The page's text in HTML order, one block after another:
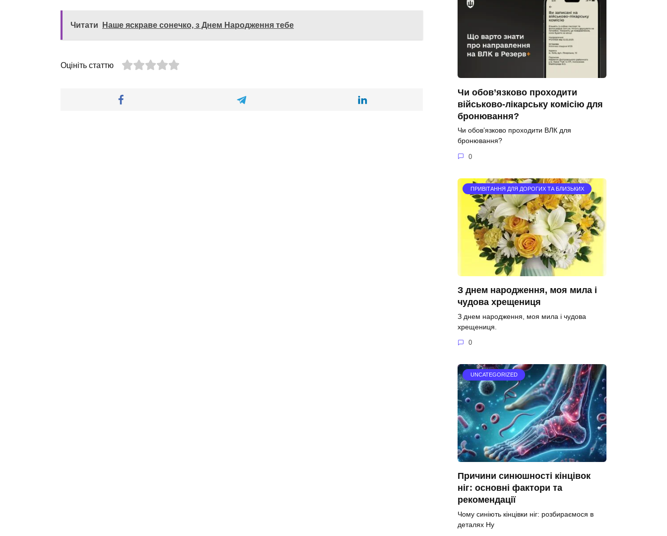
Читати Наше яскраве сонечко, з Днем Народження тебе
Оцініть статтю
Чи обов’язково проходити
військово-лікарську комісію для
бронювання?
Чи обов’язково проходити ВЛК для
бронювання?
0
ПРИВІТАННЯ ДЛЯ ДОРОГИХ ТА БЛИЗЬКИХ
З днем народження, моя мила і
чудова хрещениця
З днем народження, моя мила і чудова
хрещениця.
0
UNCATEGORIZED
Причини синюшності кінцівок
ніг: основні фактори та
рекомендації
Чому синіють кінцівки ніг: розбираємося в
деталях Ну